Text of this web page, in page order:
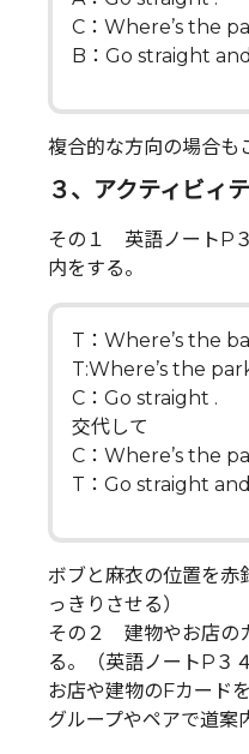
C：Where’s the
B：Go straight
複合的な方向の場合も
３、アクティビィ
その１ 英語ノートP
内をする。
T：Where’s the
T:Where’s the
C：Go straight .
交代して
C：Where’s the
T：Go straight
ボブと麻衣の位置を赤
っきりさせる）
その２ 建物やお店の
る。（英語ノートP３
お店や建物のFカード
グループやペアで道案